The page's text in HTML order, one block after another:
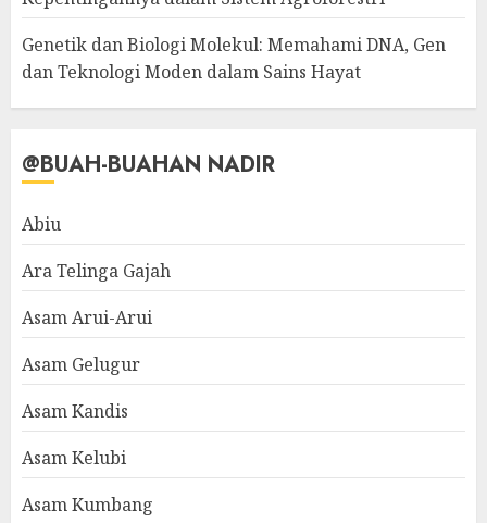
Genetik dan Biologi Molekul: Memahami DNA, Gen
dan Teknologi Moden dalam Sains Hayat
@BUAH-BUAHAN NADIR
Abiu
Ara Telinga Gajah
Asam Arui-Arui
Asam Gelugur
Asam Kandis
Asam Kelubi
Asam Kumbang